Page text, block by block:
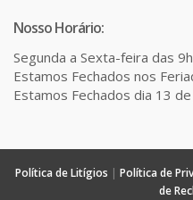
Nosso Horário:
Segunda a Sexta-feira das
Estamos Fechados nos
Estamos Fechados dia 13 de
Política de Litígios | Política de
de